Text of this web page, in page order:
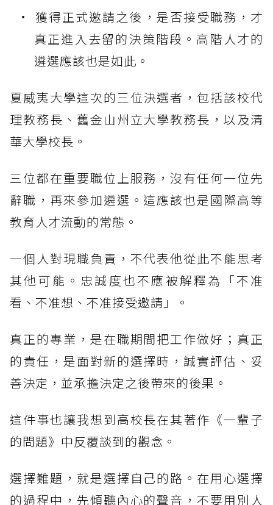
獲得正式邀請之後，是否接受職務，才
真正進入去留的決策階段。高階人才的
遴選應該也是如此。
夏威夷大學這次的三位決選者，包括該校代
理教務長、舊金山州立大學教務長，以及清
華大學校長。
三位都在重要職位上服務，沒有任何一位先
辭職，再來參加遴選。這應該也是國際高等
教育人才流動的常態。
一個人對現職負責，不代表他從此不能思考
其他可能。忠誠度也不應被解釋為「不准
看、不准想、不准接受邀請」。
真正的專業，是在職期間把工作做好；真正
的責任，是面對新的選擇時，誠實評估、妥
善決定，並承擔決定之後帶來的後果。
這件事也讓我想到高校長在其著作《一輩子
的問題》中反覆談到的觀念。
選擇難題，就是選擇自己的路。在用心選擇
的過程中，先傾聽內心的聲音，不要用別人